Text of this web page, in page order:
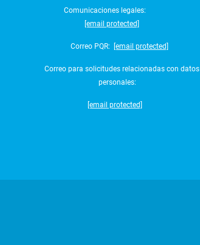
Comunicaciones legales:
[email protected]
Correo PQR: [email protected]
Correo para solicitudes relacionadas con datos
personales:
[email protected]